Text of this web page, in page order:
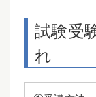
試験受
れ